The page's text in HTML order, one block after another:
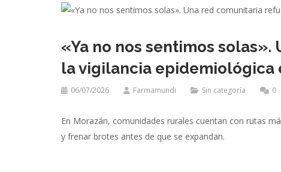
«Ya no nos sentimos
la vigilancia epidemiológica
06/07/2026 Farmamundi Sin categoría 0
En Morazán, comunidades rurales cuentan con rutas
y frenar brotes antes de que se expandan.